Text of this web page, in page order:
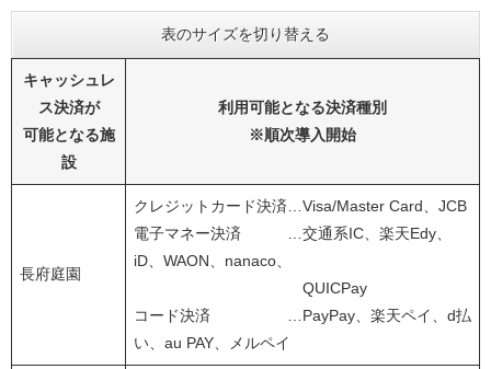
表のサイズを切り替える
キャッシュレ
ス決済が
可能となる施
設​
利用可能となる決済種別
※順次導入開始
長府庭園
クレジットカード決済…Visa/Master Card、JCB
電子マネー決済 …交通系IC、楽天Edy、
iD、WAON、nanaco、
QUICPay
コード決済 …PayPay、楽天ペイ、d払
い、au PAY、メルペイ